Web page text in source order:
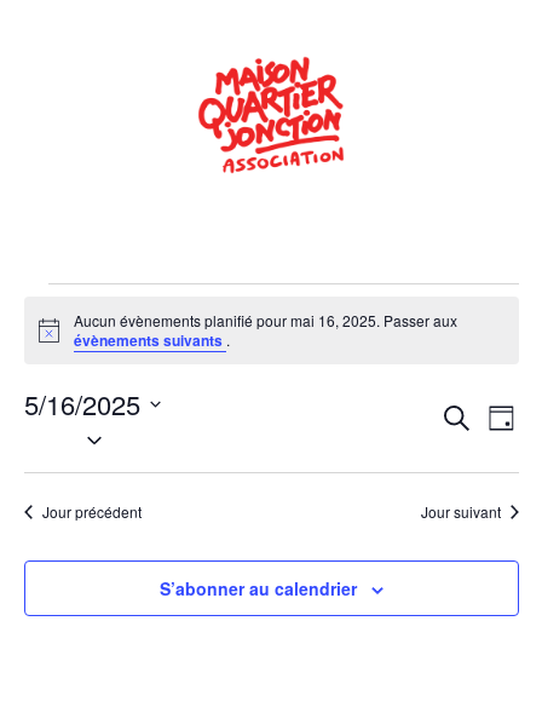
Notice
Aucun évènements planifié pour mai 16, 2025. Passer aux
évènements suivants .
et
de
vues
Recherche
Jour
5/16/2025
Sélectionnez
date.
Jour précédent Jour suivant
S’abonner au calendrier